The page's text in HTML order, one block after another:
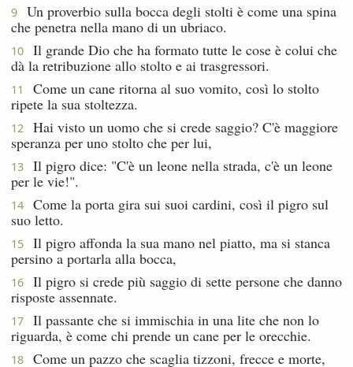
9
Un proverbio sulla bocca degli stolti è come una spina
che penetra nella mano di un ubriaco.
10
Il grande Dio che ha formato tutte le cose è colui che
dà la retribuzione allo stolto e ai trasgressori.
11
Come un cane ritorna al suo vomito, così lo stolto
ripete la sua stoltezza.
12
Hai visto un uomo che si crede saggio? C'è maggiore
speranza per uno stolto che per lui,
13
Il pigro dice: "C'è un leone nella strada, c'è un leone
per le vie!".
14
Come la porta gira sui suoi cardini, così il pigro sul
suo letto.
15
Il pigro affonda la sua mano nel piatto, ma si stanca
persino a portarla alla bocca,
16
Il pigro si crede più saggio di sette persone che danno
risposte assennate.
17
Il passante che si immischia in una lite che non lo
riguarda, è come chi prende un cane per le orecchie.
18 Come un pazzo che scaglia tizzoni, frecce e morte,